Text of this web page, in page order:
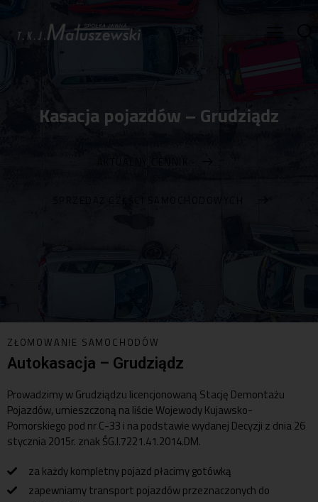
Kasacja pojazdów – Grudziądz
ZŁOMOWANIE SAMOCHODÓW
Autokasacja – Grudziądz
Prowadzimy w Grudziądzu licencjonowaną Stację Demontażu
Pojazdów, umieszczoną na liście Wojewody Kujawsko-
Pomorskiego pod nr C-33 i na podstawie wydanej Decyzji z dnia 26
stycznia 2015r. znak ŚG.I.7221.41.2014.DM.
za każdy kompletny pojazd płacimy gotówką
zapewniamy transport pojazdów przeznaczonych do